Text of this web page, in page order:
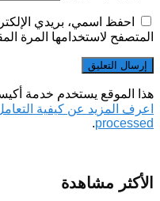
احفظ اسمي، بريدي
المتصفح لاستخدامها المرة
هذا الموقع يستخدم خدمة
اعرف المزيد عن كيفية
processed
.
الأكثر مشاهدة